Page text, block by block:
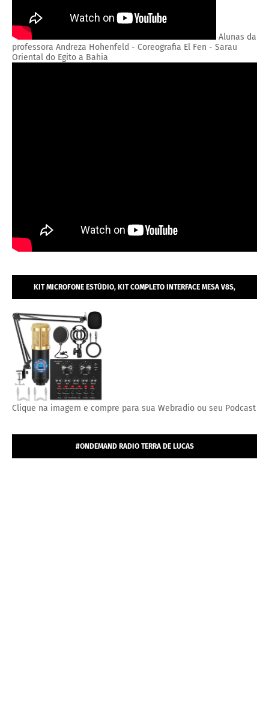
Alunas da
professora Andreza Hohenfeld - Coreografia El Fen - Sarau
Oriental do Egito a Bahia
KIT MICROFONE ESTÚDIO, KIT COMPLETO INTERFACE MESA V8S,
MICROFONE ESTÚDIO PROFISSIONAL CONDENSADOR.
Clique na imagem e compre para sua Webradio ou seu Podcast
#ONDEMAND RADIO TERRA DE LUCAS